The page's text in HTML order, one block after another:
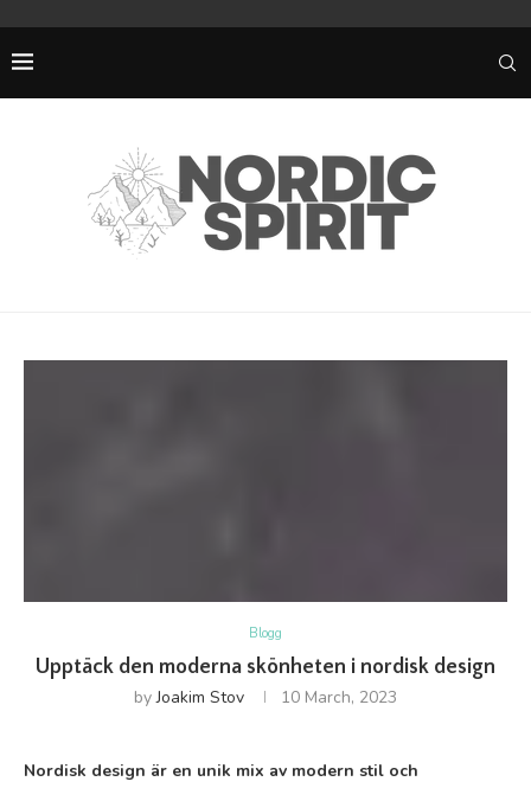
Blogg
Upptäck den moderna skönheten i nordisk design
byJoakim Stov 10 March, 2023
Nordisk design är en unik mix av modern stil och